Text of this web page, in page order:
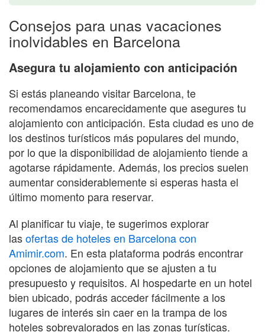
Consejos para unas vacaciones
inolvidables en Barcelona
Asegura tu alojamiento con anticipación
Si estás planeando visitar Barcelona, te
recomendamos encarecidamente que asegures tu
alojamiento con anticipación. Esta ciudad es uno de
los destinos turísticos más populares del mundo,
por lo que la disponibilidad de alojamiento tiende a
agotarse rápidamente. Además, los precios suelen
aumentar considerablemente si esperas hasta el
último momento para reservar.
Al planificar tu viaje, te sugerimos explorar
lasofertas de hoteles en Barcelona con
Amimir.com. En esta plataforma podrás encontrar
opciones de alojamiento que se ajusten a tu
presupuesto y requisitos. Al hospedarte en un hotel
bien ubicado, podrás acceder fácilmente a los
lugares de interés sin caer en la trampa de los
hoteles sobrevalorados en las zonas turísticas.